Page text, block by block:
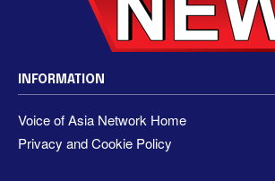
INFORMATION
Voice of Asia Network Home
Privacy and Cookie Policy